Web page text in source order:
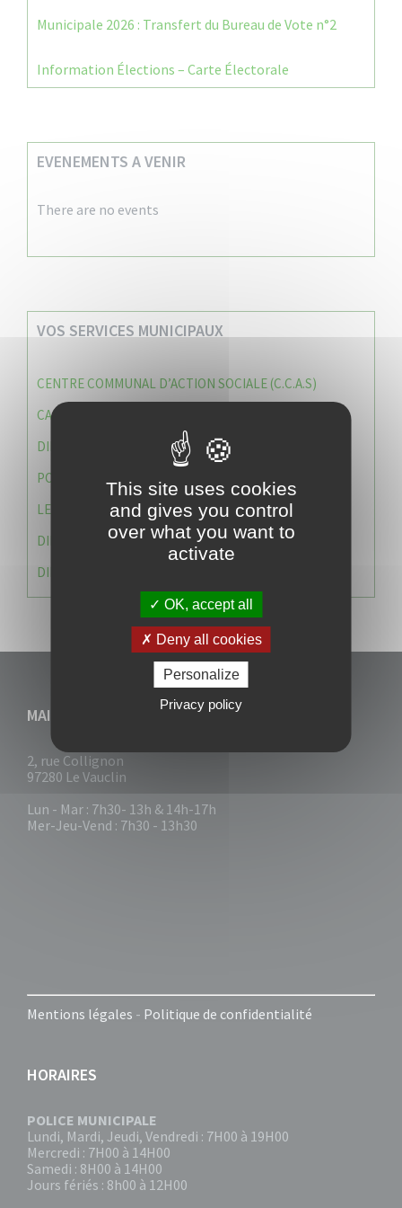
Municipale 2026 : Transfert du Bureau de Vote n°2
Information Élections – Carte Électorale
EVENEMENTS A VENIR
There are no events
VOS SERVICES MUNICIPAUX
CENTRE COMMUNAL D’ACTION SOCIALE (C.C.A.S)
CAISSE DES ÉCOLES
DIRECTION DES SERVICES TECHNIQUES
POLICE MUNICIPALE
LE CABINET DU MAIRE
DIRECTION DES RESSOURCES ET MOYENS
DIRECTION DU DEVELLOPPEMENT URBAIN DURABL
MAIRIE DU VAUCLIN
2, rue Collignon
97280 Le Vauclin
Lun - Mar : 7h30- 13h & 14h-17h
Mer-Jeu-Vend : 7h30 - 13h30
Mentions légales - Politique de confidentialité
HORAIRES
POLICE MUNICIPALE
Lundi, Mardi, Jeudi, Vendredi : 7H00 à 19H00
Mercredi : 7H00 à 14H00
Samedi : 8H00 à 14H00
Jours fériés : 8h00 à 12H00
This site uses cookies
and gives you control
over what you want to
activate
OK, accept all
Deny all cookies
Personalize
Privacy policy